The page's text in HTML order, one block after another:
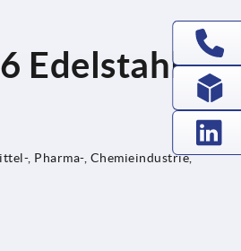
Edelstahl,
, Pharma-, Chemieindustrie,